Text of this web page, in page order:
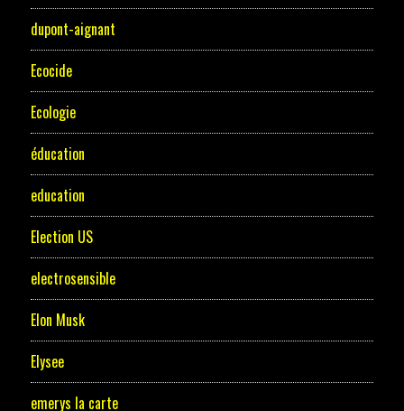
dupont-aignant
Ecocide
Ecologie
éducation
education
Election US
electrosensible
Elon Musk
Elysee
emerys la carte